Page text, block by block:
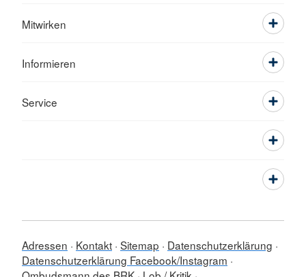
Mitwirken
Informieren
Service
Adressen Kontakt Sitemap
Datenschutzerklärung
Datenschutzerklärung Facebook/Instagram